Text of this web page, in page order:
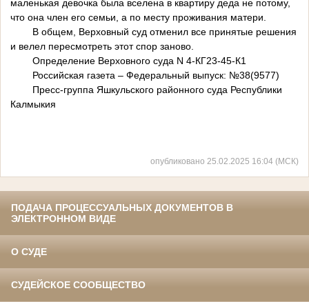
маленькая девочка была вселена в квартиру деда не потому,
что она член его семьи, а по месту проживания матери.
В общем, Верховный суд отменил все принятые решения
и велел пересмотреть этот спор заново.
Определение Верховного суда N 4-КГ23-45-К1
Российская газета – Федеральный выпуск: №38(9577)
Пресс-группа Яшкульского районного суда Республики
Калмыкия
опубликовано 25.02.2025 16:04 (МСК)
ПОДАЧА ПРОЦЕССУАЛЬНЫХ ДОКУМЕНТОВ В
ЭЛЕКТРОННОМ ВИДЕ
О СУДЕ
СУДЕЙСКОЕ СООБЩЕСТВО